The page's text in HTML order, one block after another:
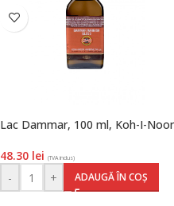
Lac Dammar, 100 ml, Koh-I-Noor
48.30 lei (TVA inclus)
- + ADAUGĂ ÎN COȘ